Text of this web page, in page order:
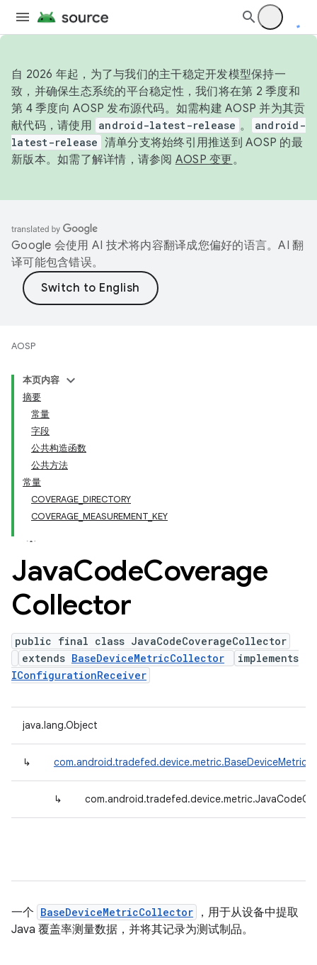
自 2026 年起，为了与我们的主干稳定开发模型保持一
致，并确保生态系统的平台稳定性，我们将在第 2 季度和
第 4 季度向 AOSP 发布源代码。如需构建 AOSP 并为其贡
献代码，请使用 android-latest-release 。
android-
latest-release 清单分支将始终引用推送到 AOSP 的最
新版本。如需了解详情，请参阅 AOSP 变更。
Google 会使用 AI 技术将内容翻译成您偏好的语言。AI 翻
译可能包含错误。
AOSP
本页内容
摘要
常量
字段
公共构造函数
公共方法
常量
COVERAGE_DIRECTORY
COVERAGE_MEASUREMENT_KEY
JavaCodeCoverage
Collector
public final class JavaCodeCoverageCollector
extends BaseDeviceMetricCollector
implements
IConfigurationReceiver
java.lang.Object
↳
↳
一个 BaseDeviceMetricCollector
，用于从设备中提取
Java 覆盖率测量数据，并将其记录为测试制品。